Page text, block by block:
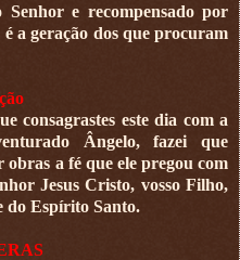
Senhor e recompensado por
a geração dos que procuram
consagrastes este dia com a
Ângelo, fazei que
obras a fé que ele pregou com
Jesus Cristo, vosso Filho,
do Espírito Santo.